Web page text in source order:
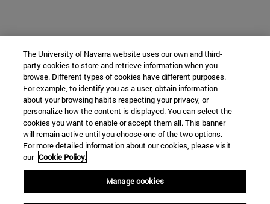
The University of Navarra website uses our own and third-
party cookies to store and retrieve information when you
browse. Different types of cookies have different purposes.
For example, to identify you as a user, obtain information
about your browsing habits respecting your privacy, or
personalize how the content is displayed. You can select the
cookies you want to enable or accept them all. This banner
will remain active until you choose one of the two options.
For more detailed information about our cookies, please visit
our Cookie Policy.
Manage cookies